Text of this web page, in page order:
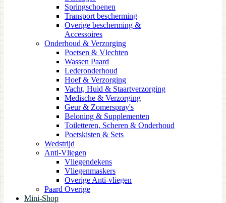
Springschoenen
Transport bescherming
Overige bescherming &
Accessoires
Onderhoud & Verzorging
Poetsen & Vlechten
Wassen Paard
Lederonderhoud
Hoef & Verzorging
Vacht, Huid & Staartverzorging
Medische & Verzorging
Geur & Zomerspray's
Beloning & Supplementen
Toiletteren, Scheren & Onderhoud
Poetskisten & Sets
Wedstrijd
Anti-Vliegen
Vliegendekens
Vliegenmaskers
Overige Anti-vliegen
Paard Overige
Mini-Shop